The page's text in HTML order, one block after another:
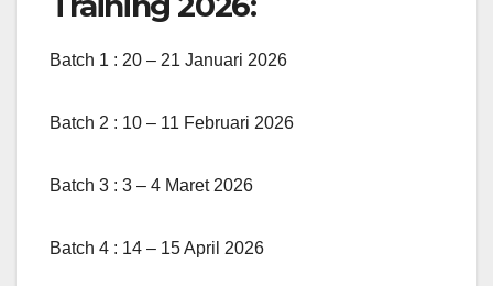
Batch 1 : 20 – 21 Januari 2026
Batch 2 : 10 – 11 Februari 2026
Batch 3 : 3 – 4 Maret 2026
Batch 4 : 14 – 15 April 2026